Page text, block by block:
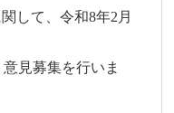
て、令和8年2月
見募集を行いま